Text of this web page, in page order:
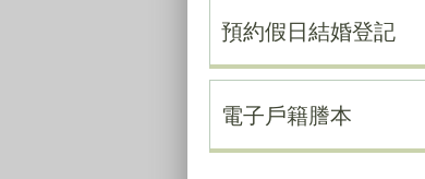
預約假日結婚登記
電子戶籍謄本